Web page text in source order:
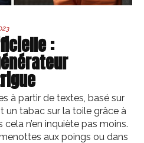
:
à partir de textes, basé sur
un tabac sur la toile grâce à
n’en inquiète pas moins.
aux poings ou dans